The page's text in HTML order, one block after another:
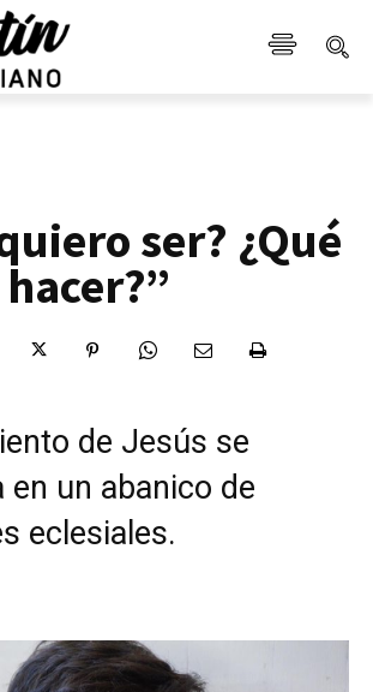
ser? ¿Qué
de Jesús se
en un abanico de
eclesiales.